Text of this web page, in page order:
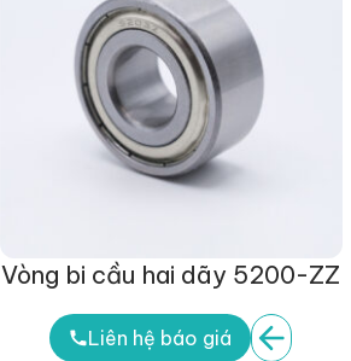
Vòng bi cầu hai dãy 5200-ZZ
Liên hệ báo giá